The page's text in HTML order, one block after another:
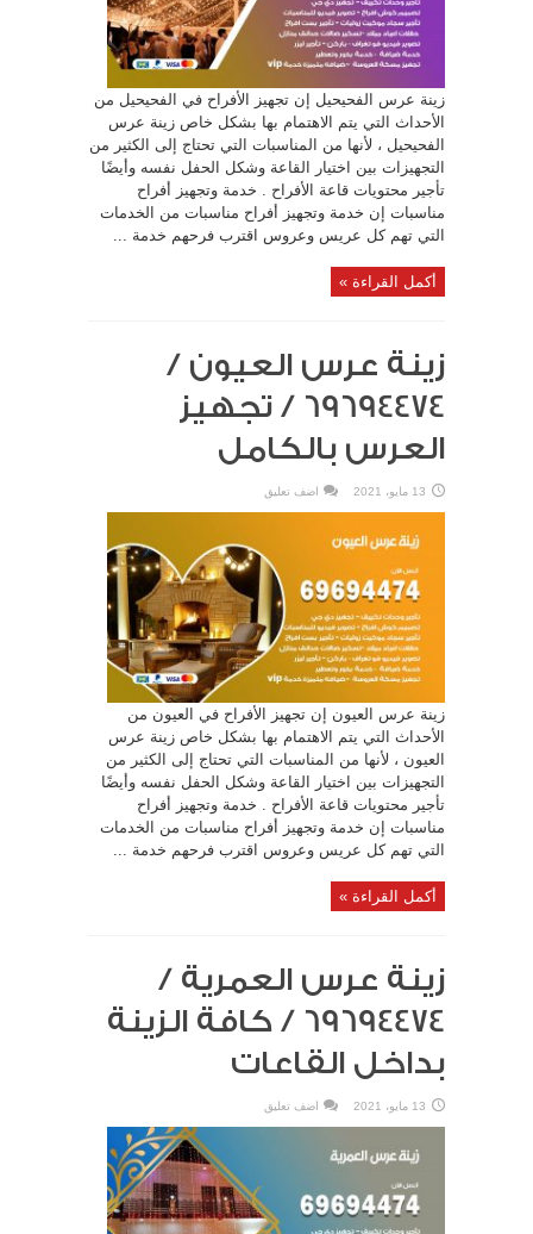
زينة عرس الفحيحيل إن تجهيز الأفراح في الفحيحيل من
الأحداث التي يتم الاهتمام بها بشكل خاص زينة عرس
الفحيحيل ، لأنها من المناسبات التي تحتاج إلى الكثير من
التجهيزات بين اختيار القاعة وشكل الحفل نفسه وأيضًا
تأجير محتويات قاعة الأفراح . خدمة وتجهيز أفراح
مناسبات إن خدمة وتجهيز أفراح مناسبات من الخدمات
التي تهم كل عريس وعروس اقترب فرحهم خدمة ...
أكمل القراءة »
زينة عرس العيون /
69694474 / تجهيز
العرس بالكامل
13 مايو، 2021 اضف تعليق
زينة عرس العيون إن تجهيز الأفراح في العيون من
الأحداث التي يتم الاهتمام بها بشكل خاص زينة عرس
العيون ، لأنها من المناسبات التي تحتاج إلى الكثير من
التجهيزات بين اختيار القاعة وشكل الحفل نفسه وأيضًا
تأجير محتويات قاعة الأفراح . خدمة وتجهيز أفراح
مناسبات إن خدمة وتجهيز أفراح مناسبات من الخدمات
التي تهم كل عريس وعروس اقترب فرحهم خدمة ...
أكمل القراءة »
زينة عرس العمرية /
69694474 / كافة الزينة
بداخل القاعات
13 مايو، 2021 اضف تعليق